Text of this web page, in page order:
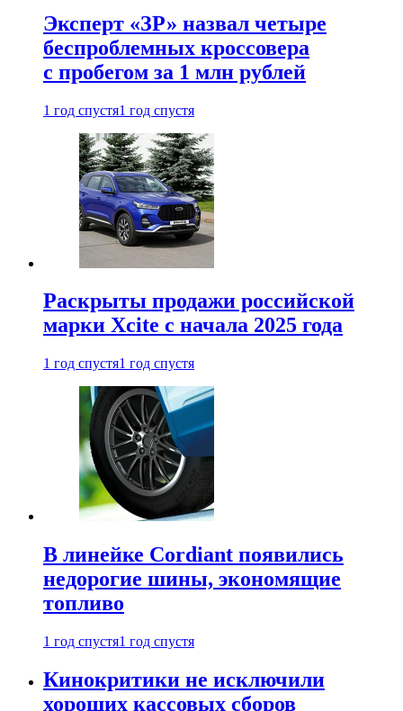
Эксперт «ЗР» назвал четыре
беспроблемных кроссовера
с пробегом за 1 млн рублей
1 год спустя1 год спустя
Раскрыты продажи российской
марки Xcite с начала 2025 года
1 год спустя1 год спустя
В линейке Cordiant появились
недорогие шины, экономящие
топливо
1 год спустя1 год спустя
Кинокритики не исключили
хороших кассовых сборов